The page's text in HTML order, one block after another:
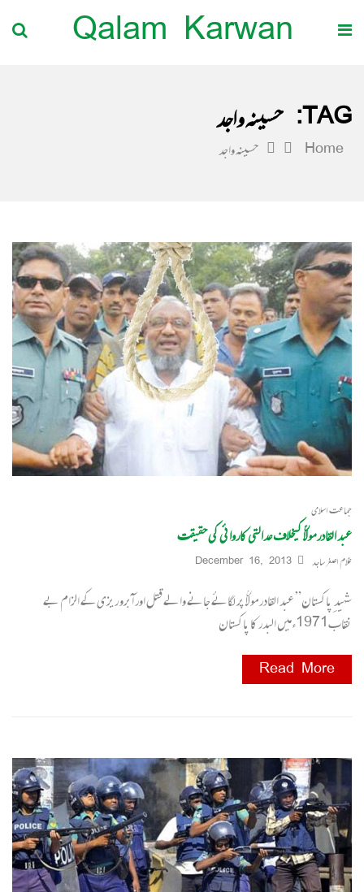
Qalam Karwan
TAG: حسینہ واجد
Home حسینہ واجد
جماعت اسلامی
عبد القادر مولاؒ کیخلاف عدالتی کاروائی کی حقیقت
غلام اصغر ساجد December 16, 2013
شہید ِ پاکستان” عبد القادر مولاؒ پر لگائے جانے والےقتل اور آبرو ریزی کے الزام بے
نقاب1971ءمیں البدر کا پاکستان
Read More